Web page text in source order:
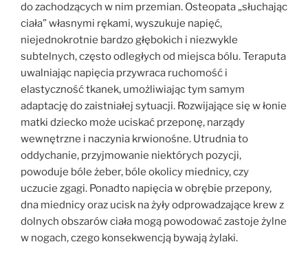
do zachodzących w nim przemian. Osteopata „słuchając
ciała” własnymi rękami, wyszukuje napięć,
niejednokrotnie bardzo głębokich i niezwykle
subtelnych, często odległych od miejsca bólu. Teraputa
uwalniając napięcia przywraca ruchomość i
elastyczność tkanek, umożliwiając tym samym
adaptację do zaistniałej sytuacji. Rozwijające się w łonie
matki dziecko może uciskać przeponę, narządy
wewnętrzne i naczynia krwionośne. Utrudnia to
oddychanie, przyjmowanie niektórych pozycji,
powoduje bóle żeber, bóle okolicy miednicy, czy
uczucie zgagi. Ponadto napięcia w obrębie przepony,
dna miednicy oraz ucisk na żyły odprowadzające krew z
dolnych obszarów ciała mogą powodować zastoje żylne
w nogach, czego konsekwencją bywają żylaki.